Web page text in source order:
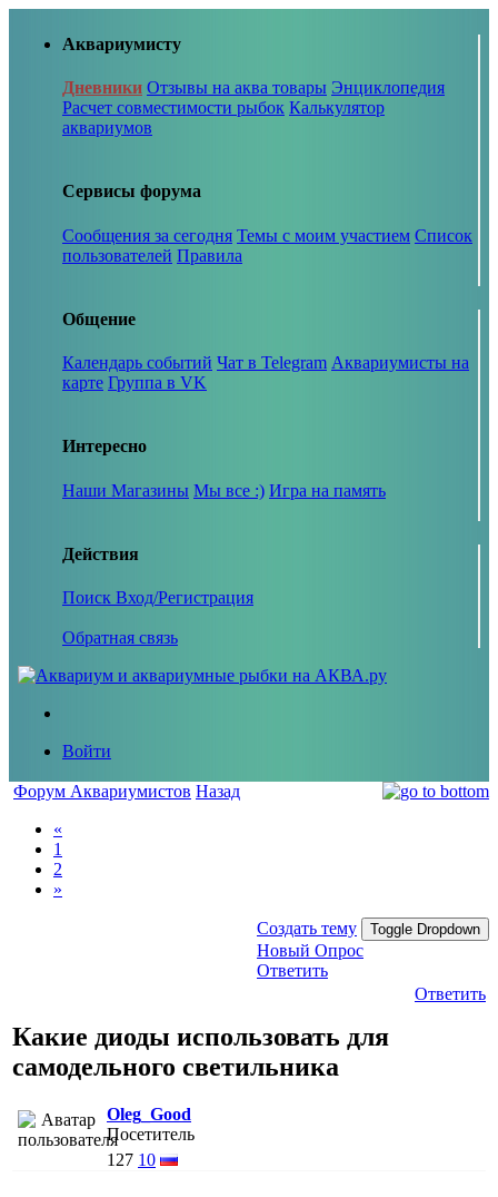
Аквариумисту
Дневники Отзывы на аква товары Энциклопедия
Расчет совместимости рыбок Калькулятор
аквариумов
Сервисы форума
Сообщения за сегодня Темы с моим участием Список
пользователей Правила
Общение
Календарь событий Чат в Telegram Аквариумисты на
карте Группа в VK
Интересно
Наши Магазины Мы все :) Игра на память
Действия
Поиск Вход/Регистрация
Обратная связь
Войти
Форум Аквариумистов Назад
«
1
2
»
Создать тему Toggle Dropdown
Новый Опрос
Ответить
Ответить
Какие диоды использовать для
самодельного светильника
Oleg_Good
Посетитель
127 10